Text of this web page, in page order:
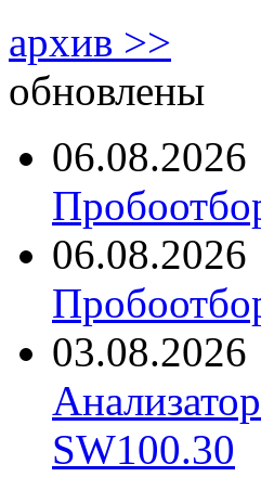
архив >>
обновлены
06.08.2026
06.08.2026
03.08.2026
SW100.30